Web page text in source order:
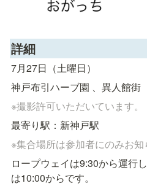
詳細
7月27日（土曜日）
神戸布引ハーブ園 、異人館街
※撮影許可いただいています。
最寄り駅：新神戸駅
※集合場所は参加者にのみお知
ロープウェイは9:30から運行
は10:00からです。